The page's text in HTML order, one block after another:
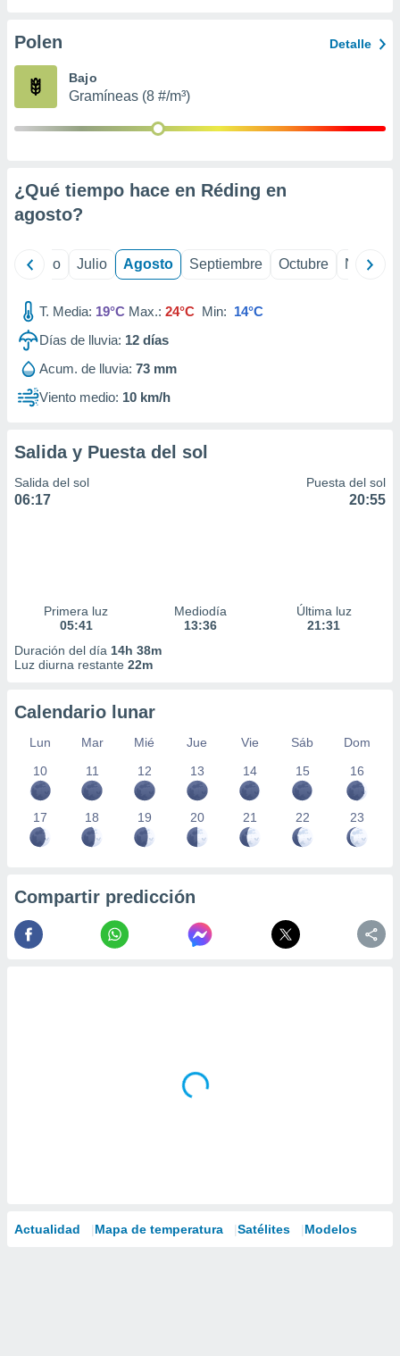
e
mediante
de
1199
Polen Detalle
Bajo
Gramíneas (8 #/m³)
¿Qué tiempo hace en Réding en
agosto?
Junio Julio Agosto Septiembre Octubre
T. Media: 19°C Max.: 24°C Min: 14°C
Días de lluvia: 12 días
Acum. de lluvia: 73 mm
Viento medio: 10 km/h
Salida y Puesta del sol
Salida del sol
06:17
Puesta del sol
20:55
Primera luz
05:41
Mediodía
13:36
Última luz
21:31
Duración del día 14h 38m
Luz diurna restante 22m
Calendario lunar
Lun Mar Mié Jue Vie Sáb
Dom
10
11 12 13 14 15 16
17 18 19 20 21 22 23
Compartir predicción
Actualidad Mapa de temperatura Satélites Modelos